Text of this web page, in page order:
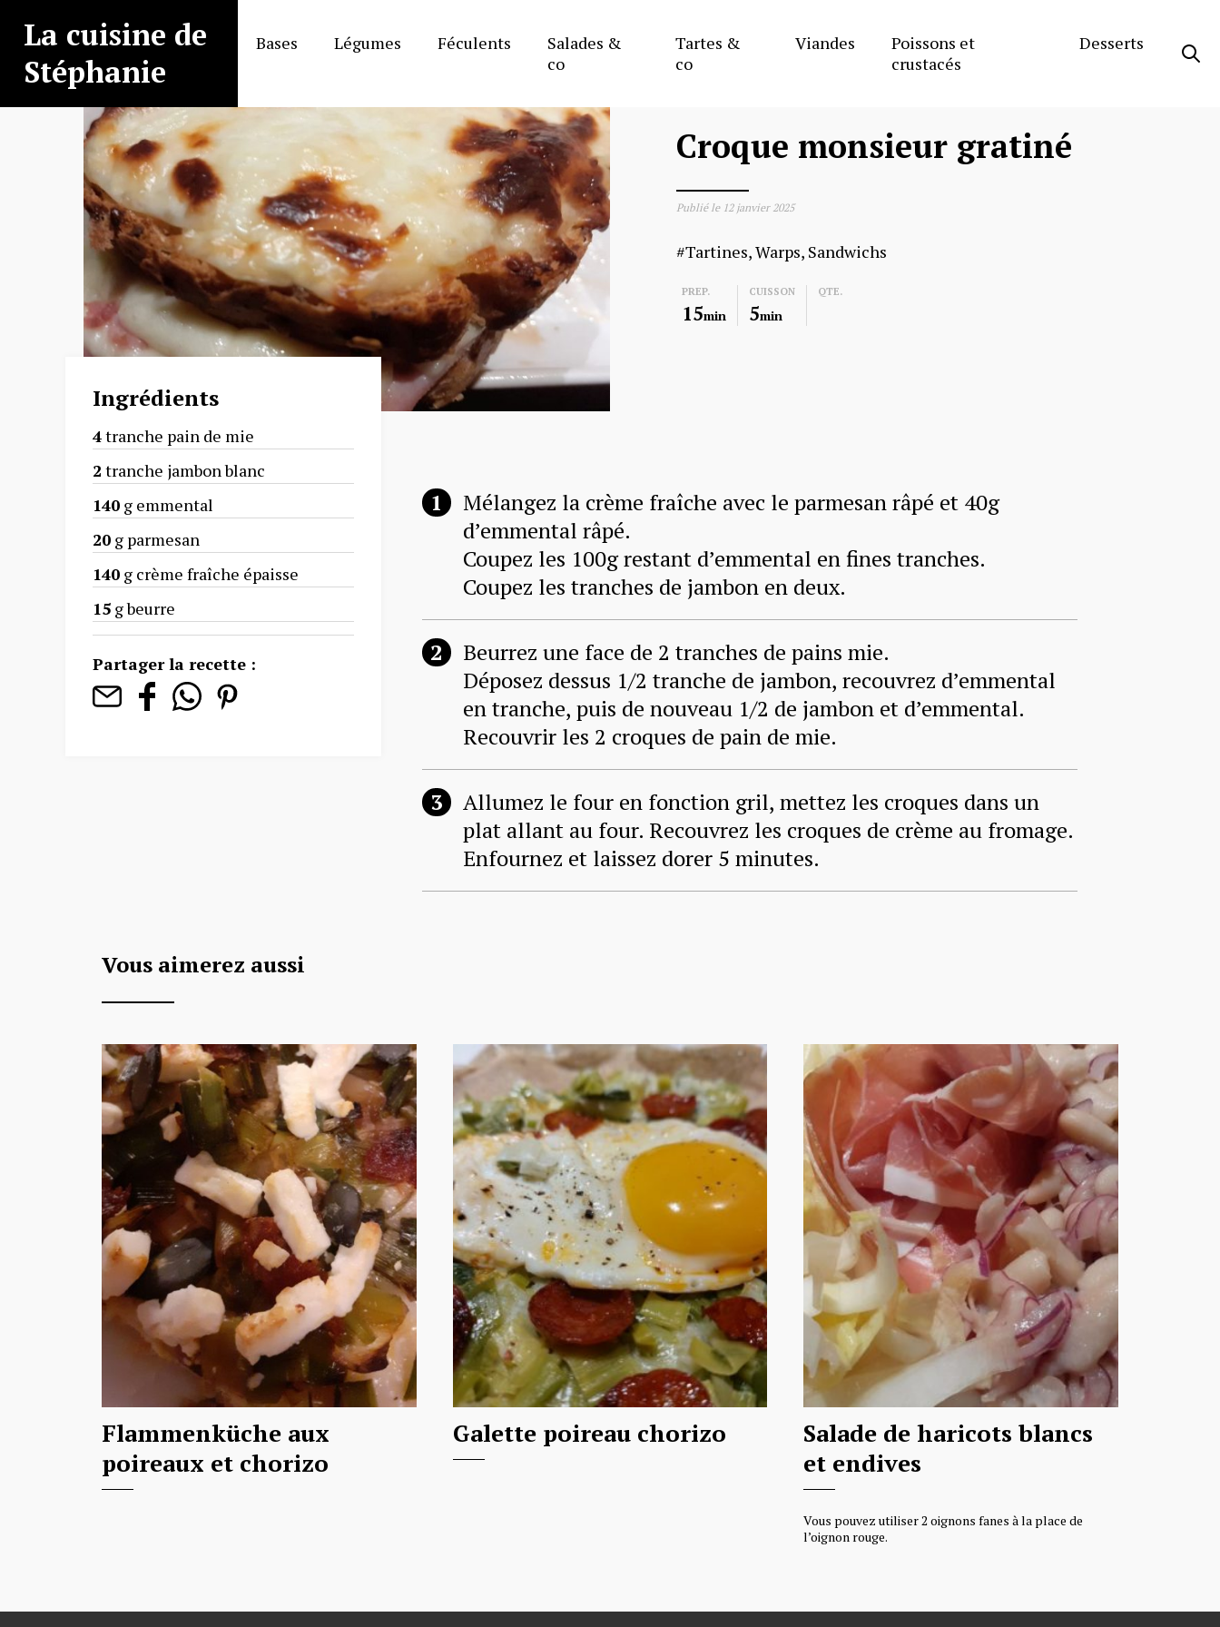
contenu
La cuisine de
Stéphanie
Bases Légumes Féculents
Salades &
co
Tartes &
co
Viandes
Poissons et
crustacés
Desserts
Croque monsieur gratiné
Publié le 12 janvier 2025
Tartines, Warps, Sandwichs
PREP.
15min
CUISSON
5min
QTE.
Ingrédients
4tranche pain de mie
2 tranche jambon blanc
140 g emmental
20 g parmesan
140 g crème fraîche épaisse
15 g beurre
Partager la recette :
Mélangez la crème fraîche avec le parmesan râpé et 40g
d’emmental râpé.
Coupez les 100g restant d’emmental en fines tranches.
Coupez les tranches de jambon en deux.
Beurrez une face de 2 tranches de pains mie.
Déposez dessus 1/2 tranche de jambon, recouvrez d’emmental
en tranche, puis de nouveau 1/2 de jambon et d’emmental.
Recouvrir les 2 croques de pain de mie.
Allumez le four en fonction gril, mettez les croques dans un
plat allant au four. Recouvrez les croques de crème au fromage.
Enfournez et laissez dorer 5 minutes.
Vous aimerez aussi
Flammenküche aux
poireaux et chorizo
Galette poireau chorizo
Salade de haricots blancs
et endives
Vous pouvez utiliser 2 oignons fanes à la place de
l’oignon rouge.